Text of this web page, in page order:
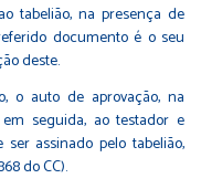
tabelião, na presença de
documento é o seu
deste.
o auto de aprovação, na
seguida, ao testador e
assinado pelo tabelião,
do CC).